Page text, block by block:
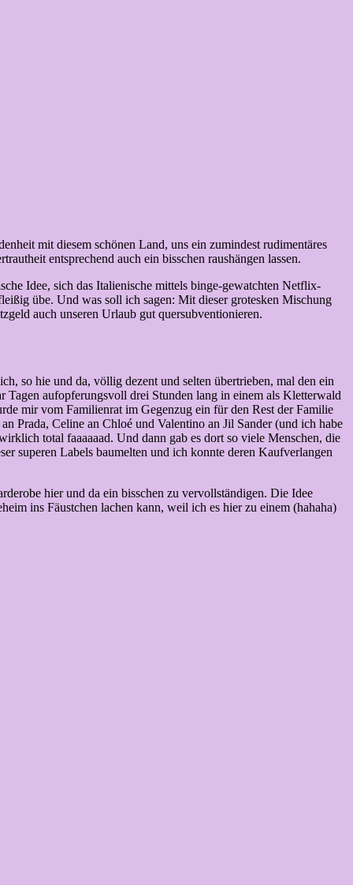
mit diesem schönen Land, uns ein zumindest rudimentäres
entsprechend auch ein bisschen raushängen lassen.
Idee, sich das Italienische mittels binge-gewatchten Netflix-
übe. Und was soll ich sagen: Mit dieser grotesken Mischung
auch unseren Urlaub gut quersubventionieren.
so hie und da, völlig dezent und selten übertrieben, mal den ein
aufopferungsvoll drei Stunden lang in einem als Kletterwald
mir vom Familienrat im Gegenzug ein für den Rest der Familie
Prada, Celine an Chloé und Valentino an Jil Sander (und ich habe
total faaaaaad. Und dann gab es dort so viele Menschen, die
superen Labels baumelten und ich konnte deren Kaufverlangen
hier und da ein bisschen zu vervollständigen. Die Idee
ins Fäustchen lachen kann, weil ich es hier zu einem (hahaha)